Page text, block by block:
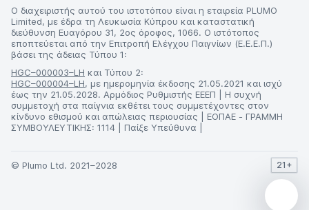
Ο διαχειριστής αυτού του ιστοτόπου είναι η εταιρεία PLUMO
Limited, με έδρα τη Λευκωσία Κύπρου και καταστατική
διεύθυνση Ευαγόρου 31, 2ος όροφος, 1066. Ο ιστότοπος
εποπτεύεται από την Επιτροπή Ελέγχου Παιγνίων (Ε.Ε.Ε.Π.)
βάσει της άδειας Τύπου 1:
HGC–000003–LH και Τύπου 2:
HGC–000004–LH, με ημερομηνία έκδοσης 21.05.2021 και ισχύ
έως την 21.05.2028. Αρμόδιος Ρυθμιστής ΕΕΕΠ | Η συχνή
συμμετοχή στα παίγνια εκθέτει τους συμμετέχοντες στον
κίνδυνο εθισμού και απώλειας περιουσίας | ΕΟΠΑΕ - ΓΡΑΜΜΗ
ΣΥΜΒΟΥΛΕΥΤΙΚΗΣ: 1114 | Παίξε Υπεύθυνα |
© Plumo Ltd. 2021–2028 21+